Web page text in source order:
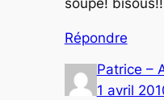
soupe!
Répondre
Patrice –
1 avril